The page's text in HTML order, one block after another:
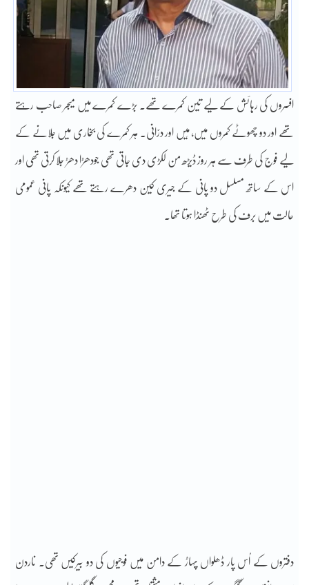
افسروں کی رہائش کے لیے تین کمرے تھے۔ بڑے کمرے میں میجر صاحب رہتے
تھے اور دو چھوٹے کمروں میں, مَیں اور درّانی۔ ہر کمرے کی بخاری میں جلانے کے
لیے فوج کی طرف سے ہر روز ڈیڑھ من لکڑی دی جاتی تھی جودھڑا دھڑ جلا کرتی تھی اور
اس کے ساتھ مسلسل دو پانی کے جیری کین دھرے رہتے تھے کیونکہ پانی عمومی
حالت میں برف کی طرح ٹھنڈا ہوتا تھا۔
دفتروں کے اُس پار ڈھلواں پہاڑ کے دامن میں فوجیوں کی دو بیرکیں تھی۔ ناردن